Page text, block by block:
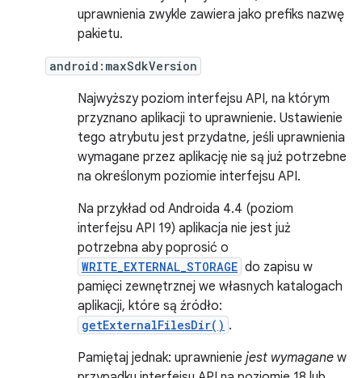
uprawnienia zwykle zawiera jako prefiks nazwę
pakietu.
android:maxSdkVersion
Najwyższy poziom interfejsu API, na którym
przyznano aplikacji to uprawnienie. Ustawienie
tego atrybutu jest przydatne, jeśli uprawnienia
wymagane przez aplikację nie są już potrzebne
na określonym poziomie interfejsu API.
Na przykład od Androida 4.4 (poziom
interfejsu API 19) aplikacja nie jest już
potrzebna aby poprosić o
WRITE_EXTERNAL_STORAGE do zapisu w
pamięci zewnętrznej we własnych katalogach
aplikacji, które są źródło:
getExternalFilesDir() .
Pamiętaj jednak: uprawnienie jest wymagane w